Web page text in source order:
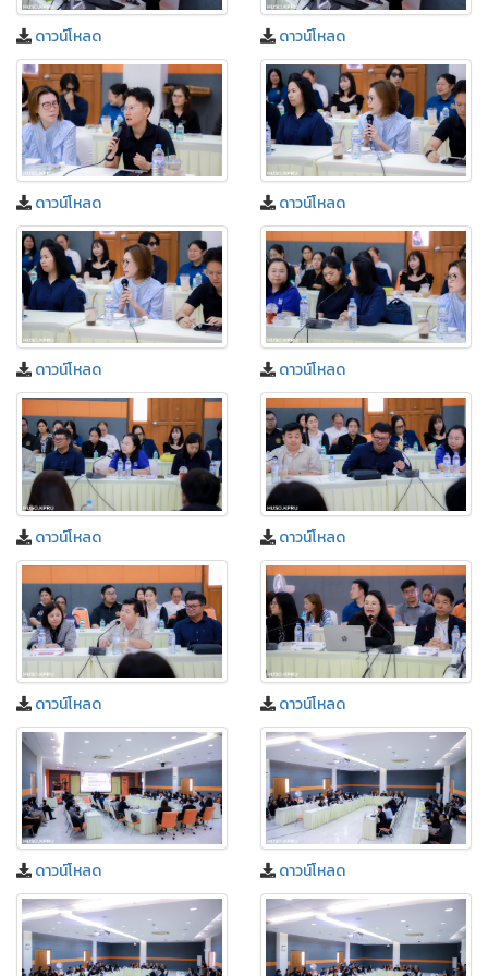
ดาวน์โหลด ดาวน์โหลด
ดาวน์โหลด ดาวน์โหลด
ดาวน์โหลด ดาวน์โหลด
ดาวน์โหลด ดาวน์โหลด
ดาวน์โหลด ดาวน์โหลด
ดาวน์โหลด ดาวน์โหลด